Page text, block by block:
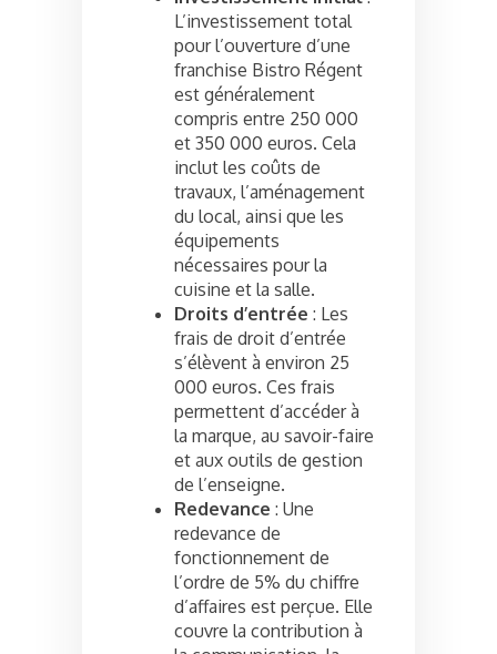
L’investissement total
pour l’ouverture d’une
franchise Bistro Régent
est généralement
compris entre 250 000
et 350 000 euros. Cela
inclut les coûts de
travaux, l’aménagement
du local, ainsi que les
équipements
nécessaires pour la
cuisine et la salle.
Droits d’entrée : Les
frais de droit d’entrée
s’élèvent à environ 25
000 euros. Ces frais
permettent d’accéder à
la marque, au savoir-faire
et aux outils de gestion
de l’enseigne.
Redevance : Une
redevance de
fonctionnement de
l’ordre de 5% du chiffre
d’affaires est perçue. Elle
couvre la contribution à